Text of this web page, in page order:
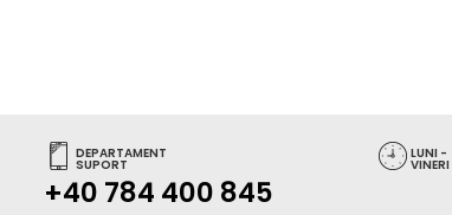
DEPARTAMENT
SUPORT
+40 784 400 845
LUNI -
VINERI